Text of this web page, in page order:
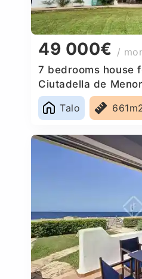
49 000€ /
7 bedrooms house
Ciutadella de
Talo